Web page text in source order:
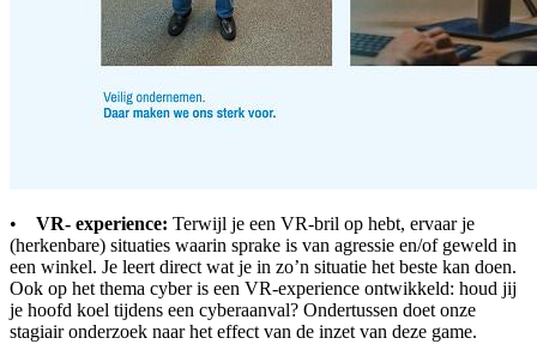
• VR- experience: Terwijl je een VR-bril op hebt, ervaar je
(herkenbare) situaties waarin sprake is van agressie en/of geweld in
een winkel. Je leert direct wat je in zo’n situatie het beste kan doen.
Ook op het thema cyber is een VR-experience ontwikkeld: houd jij
je hoofd koel tijdens een cyberaanval? Ondertussen doet onze
stagiair onderzoek naar het effect van de inzet van deze game.